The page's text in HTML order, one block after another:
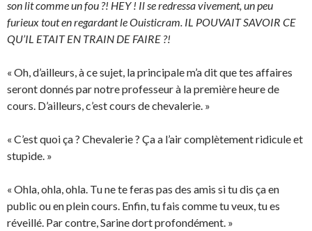
son lit comme un fou ?! HEY ! Il se redressa vivement, un peu
furieux tout en regardant le Ouisticram. IL POUVAIT SAVOIR CE
QU’IL ETAIT EN TRAIN DE FAIRE ?!
« Oh, d’ailleurs, à ce sujet, la principale m’a dit que tes affaires
seront donnés par notre professeur à la première heure de
cours. D’ailleurs, c’est cours de chevalerie. »
« C’est quoi ça ? Chevalerie ? Ça a l’air complètement ridicule et
stupide. »
« Ohla, ohla, ohla. Tu ne te feras pas des amis si tu dis ça en
public ou en plein cours. Enfin, tu fais comme tu veux, tu es
réveillé. Par contre, Sarine dort profondément. »